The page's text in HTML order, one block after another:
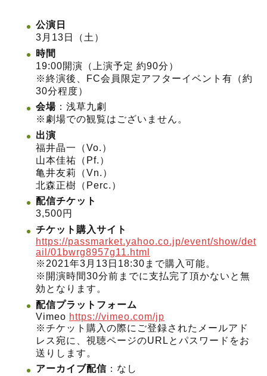
公演日
3月13日（土）
時間
19:00開演（上演予定 約90分）
※終演後、FC会員限定アフターイベント有（約
30分程度）
会場 ：浅草九劇
※劇場での観覧はございません。
出演
福井晶一（Vo.）
山本佳祐（Pf.）
亀井友莉（Vn.）
北森正樹（Perc.）
配信チケット
3,500円
チケット購入サイト
https://passmarket.yahoo.co.jp/event/show/det
ail/01bwrg8957g11.html
※2021年3月13日18:30まで購入可能。
※開演時間30分前までに支払完了頂かないと無
効となります。
配信プラットフォーム
Vimeo https://vimeo.com/jp
※チケット購入の際にご登録されたメールアド
レス宛に、視聴ページのURLとパスワードをお
送りします。
アーカイブ配信 ：なし